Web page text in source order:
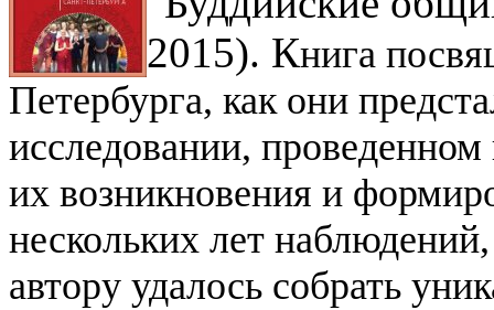
2015). Книга
Петербурга, как они
исследовании,
их возникновения и
нескольких лет
автору удалось собрать